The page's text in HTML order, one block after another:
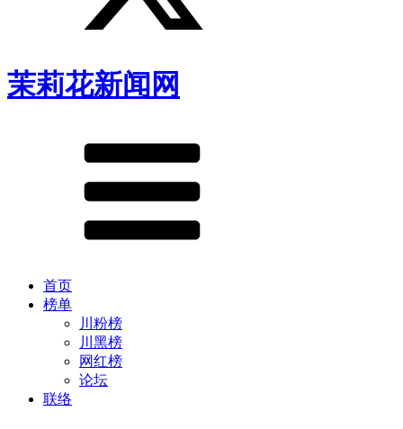
茉莉花新闻网
首页
榜单
川粉榜
川黑榜
网红榜
论坛
联络